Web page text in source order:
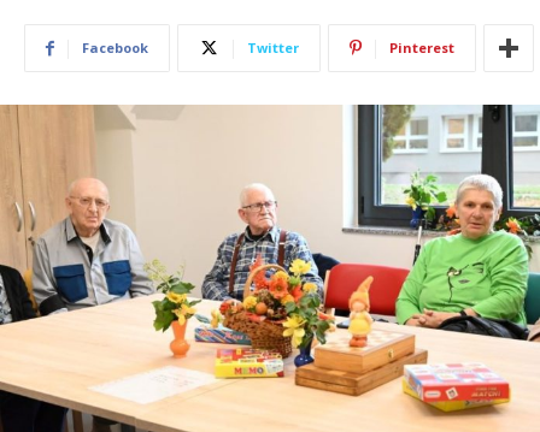
Facebook Twitter Pinterest